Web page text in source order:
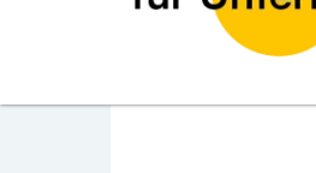
Seilerstätte 16